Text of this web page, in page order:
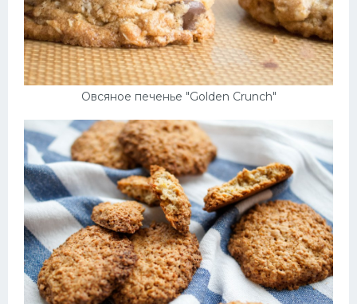
Овсяное печенье "Golden Crunch"